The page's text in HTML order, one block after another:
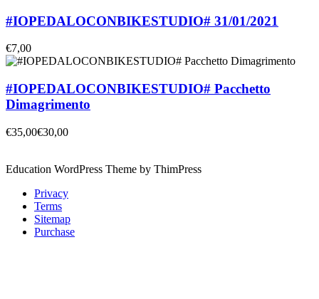
#IOPEDALOCONBIKESTUDIO# 31/01/2021
€7,00
#IOPEDALOCONBIKESTUDIO# Pacchetto
Dimagrimento
€35,00€30,00
Education WordPress Theme by ThimPress
Privacy
Terms
Sitemap
Purchase